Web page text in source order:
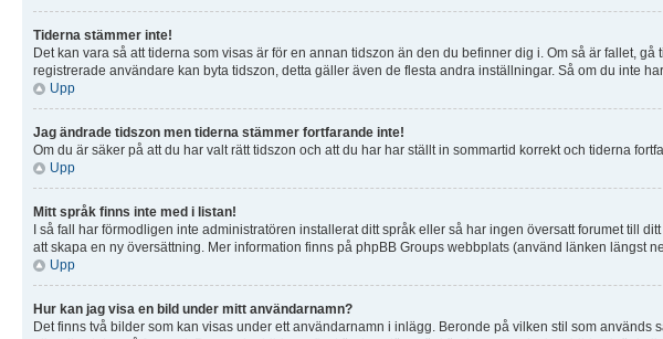
Tiderna stämmer inte!
Det kan vara så att tiderna som visas är för en annan tidszon än den du befinner dig i. Om så är fallet,
registrerade användare kan byta tidszon, detta gäller även de flesta andra inställningar. Så om du inte
Upp
Jag ändrade tidszon men tiderna stämmer fortfarande inte!
Om du är säker på att du har valt rätt tidszon och att du har har ställt in sommartid korrekt och tiderna
Upp
Mitt språk finns inte med i listan!
I så fall har förmodligen inte administratören installerat ditt språk eller så har ingen översatt forumet till
att skapa en ny översättning. Mer information finns på phpBB Groups webbplats (använd länken längst
Upp
Hur kan jag visa en bild under mitt användarnamn?
Det finns två bilder som kan visas under ett användarnamn i inlägg. Beronde på vilken stil som